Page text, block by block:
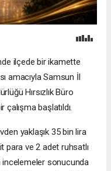
ilçede bir ikamette
amacıyla Samsun İl
Hırsızlık Büro
başlatıldı.
yaklaşık 35 bin lira
para ve 2 adet ruhsatlı
incelemeler sonucunda